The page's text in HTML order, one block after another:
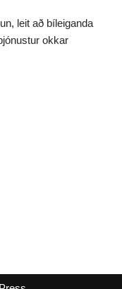
leit að bíleiganda
okkar